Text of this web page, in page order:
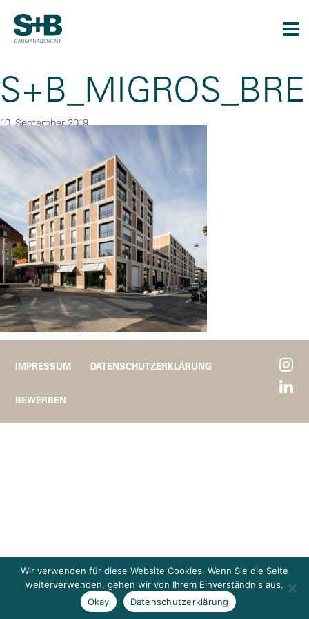
10. September 2019
CU
IMPRESSUM DATENSCHUTZERKLÄRUNG
BEWERBEN
Wir verwenden für diese Website Cookies. Wenn Sie die Seite
weiterverwenden, gehen wir von Ihrem Einverständnis aus.
Okay
Datenschutzerklärung